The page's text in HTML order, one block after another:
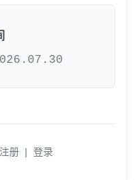
注册 | 登录